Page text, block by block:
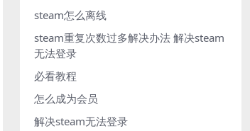
steam怎么离线
steam重复次数过多解决办法 解决steam
无法登录
必看教程
怎么成为会员
解决steam无法登录